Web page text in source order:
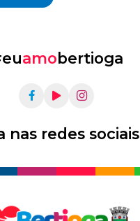
amobertioga
nas redes sociais